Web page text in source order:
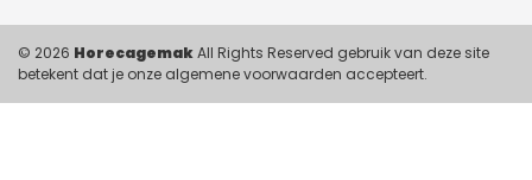
© 2026 HorecagemakAll Rights Reserved gebruik van deze site
betekent dat je onze algemene voorwaarden accepteert.